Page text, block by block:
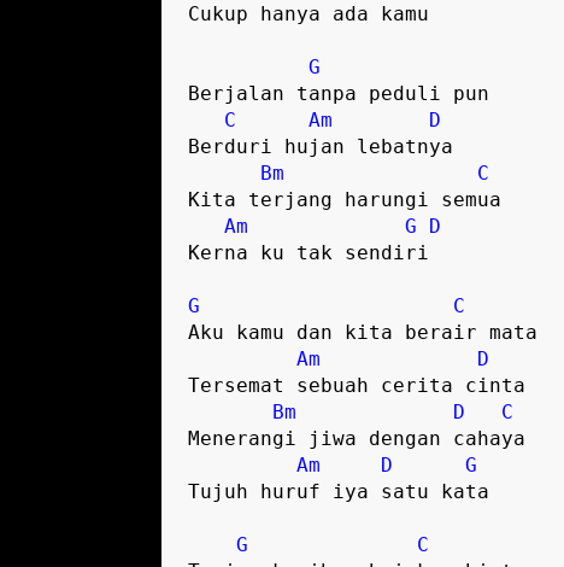
Cukup hanya ada kamu
G
Berjalan tanpa peduli pun
C
Am
D
Berduri hujan lebatnya
Bm
C
Kita terjang harungi semua
Am
G
D
Kerna ku tak sendiri
G
C
Aku kamu dan kita berair mata
Am
D
Tersemat sebuah cerita cinta
Bm
D
C
Menerangi jiwa dengan cahaya
Am
D
G
Tujuh huruf iya satu kata
G
C